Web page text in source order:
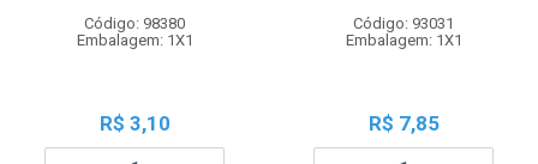
Código: 98380
Embalagem: 1X1
R$ 3,10
Código: 93031
Embalagem: 1X1
R$ 7,85